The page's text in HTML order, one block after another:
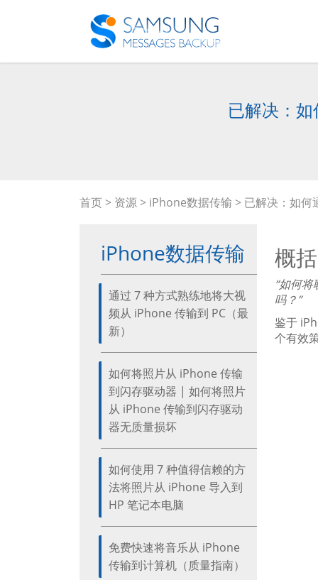
已解决：如
首页 > 资源 > iPhone数据传输 > 已解决：如何
iPhone数据传输
通过 7 种方式熟练地将大视
频从 iPhone 传输到 PC（最
新）
如何将照片从 iPhone 传输
到闪存驱动器 | 如何将照片
从 iPhone 传输到闪存驱动
器无质量损坏
如何使用 7 种值得信赖的方
法将照片从 iPhone 导入到
HP 笔记本电脑
免费快速将音乐从 iPhone
传输到计算机（质量指南）
概括
“如何
吗？”
鉴于
个有效